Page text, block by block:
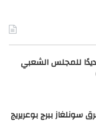
للمجلس الشعبي
سونلغاز ببرج بوعريريج